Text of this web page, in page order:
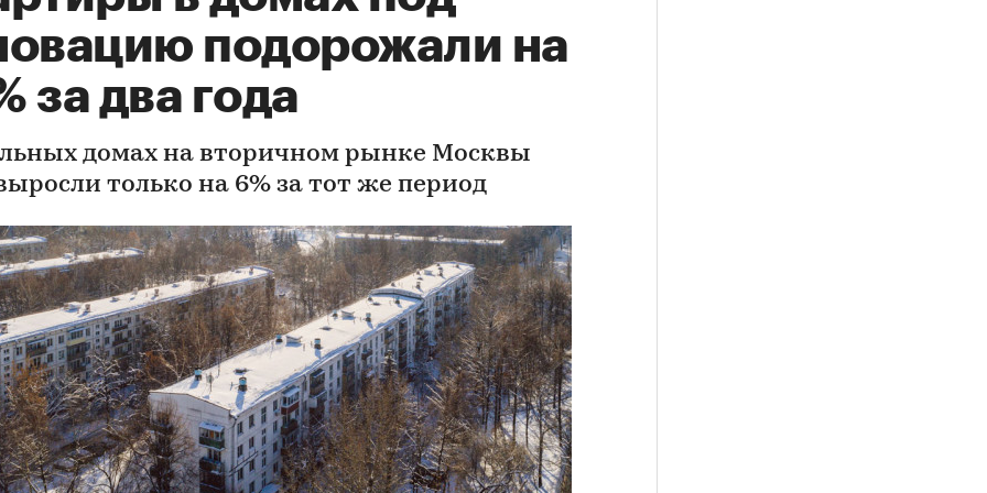
подорожали на
за два года
домах на вторичном рынке Москвы
только на 6% за тот же период